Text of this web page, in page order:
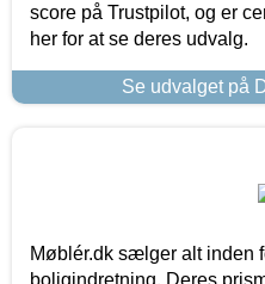
score på Trustpilot, og er
her for at se deres udvalg.
Se udvalget på
Møblér.dk sælger alt inden
boligindretning. Deres